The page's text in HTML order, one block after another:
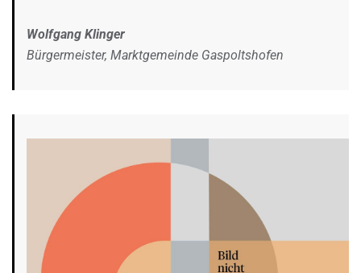
Wolfgang Klinger
Bürgermeister, Marktgemeinde Gaspoltshofen